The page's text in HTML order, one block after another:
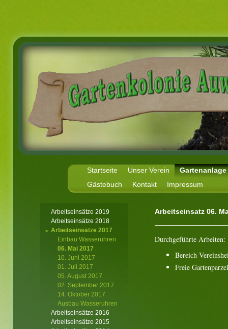
Startseite Unser Verein
Gartenanlage
Gästebuch
Kontakt Impressum
Arbeitseinsatz 06.
Durchgeführte Arbeiten:
Bereich
Freie
Arbeitseinsätze 2019
Arbeitseinsätze 2018
Arbeitseinsätze 2017
Einbau Wasseruhren
06. Mai 2017
10. Juni 2017
01. Juli 2017
05. August 2017
02. September 2017
14. Oktober 2017
Ausbau Wasseruhren
Arbeitseinsätze 2016
Arbeitseinsätze 2015